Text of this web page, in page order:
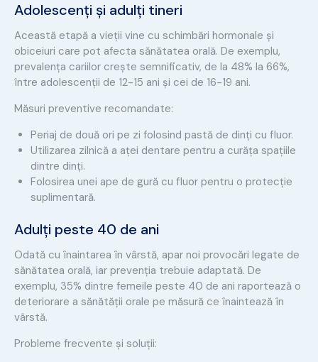
Adolescenți și adulți tineri
Această etapă a vieții vine cu schimbări hormonale și
obiceiuri care pot afecta sănătatea orală. De exemplu,
prevalența cariilor crește semnificativ, de la 48% la 66%,
între adolescenții de 12-15 ani și cei de 16-19 ani.
Măsuri preventive recomandate:
Periaj de două ori pe zi folosind pastă de dinți cu fluor.
Utilizarea zilnică a aței dentare pentru a curăța spațiile
dintre dinți.
Folosirea unei ape de gură cu fluor pentru o protecție
suplimentară.
Adulți peste 40 de ani
Odată cu înaintarea în vârstă, apar noi provocări legate de
sănătatea orală, iar prevenția trebuie adaptată. De
exemplu, 35% dintre femeile peste 40 de ani raportează o
deteriorare a sănătății orale pe măsură ce înaintează în
vârstă.
Probleme frecvente și soluții: